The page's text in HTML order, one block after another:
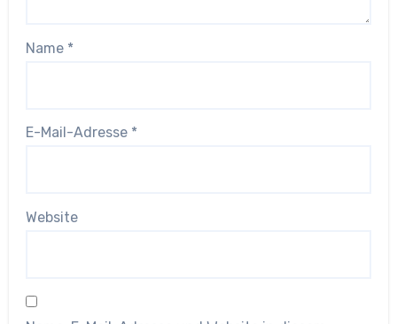
Name *
E-Mail-Adresse *
Website